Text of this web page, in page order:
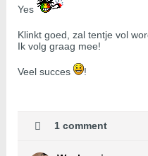
Yes
Klinkt goed, zal tentje vol
Ik volg graag mee!
Veel succes ​​​​​​!
1 comment